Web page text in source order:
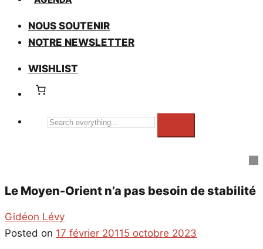
NOUS SOUTENIR
NOTRE NEWSLETTER
WISHLIST
Search
Le Moyen-Orient n’a pas besoin de stabilité
Gidéon Lévy
Posted on 17 février 20115 octobre 2023